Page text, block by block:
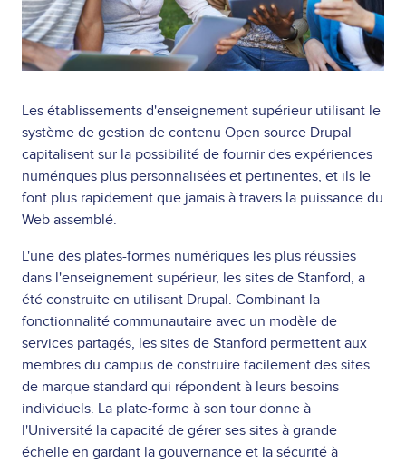
Les établissements d'enseignement supérieur utilisant le
système de gestion de contenu Open source Drupal
capitalisent sur la possibilité de fournir des expériences
numériques plus personnalisées et pertinentes, et ils le
font plus rapidement que jamais à travers la puissance du
Web assemblé.
L'une des plates-formes numériques les plus réussies
dans l'enseignement supérieur, les sites de Stanford, a
été construite en utilisant Drupal. Combinant la
fonctionnalité communautaire avec un modèle de
services partagés, les sites de Stanford permettent aux
membres du campus de construire facilement des sites
de marque standard qui répondent à leurs besoins
individuels. La plate-forme à son tour donne à
l'Université la capacité de gérer ses sites à grande
échelle en gardant la gouvernance et la sécurité à